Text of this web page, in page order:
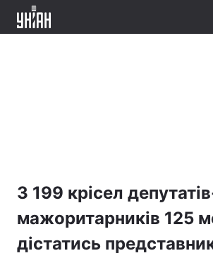
З 199 крісел
мажоритарників 125
дістатись